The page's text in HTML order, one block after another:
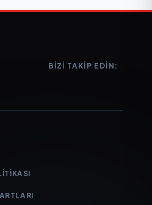
BIZI TAKIP EDIN: